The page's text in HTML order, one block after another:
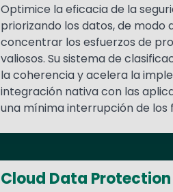
Optimice la eficacia de la
priorizando los datos, de modo
concentrar los esfuerzos de
valiosos. Su sistema de
la coherencia y acelera la
integración nativa con las
una mínima interrupción de los
Cloud Data Protection